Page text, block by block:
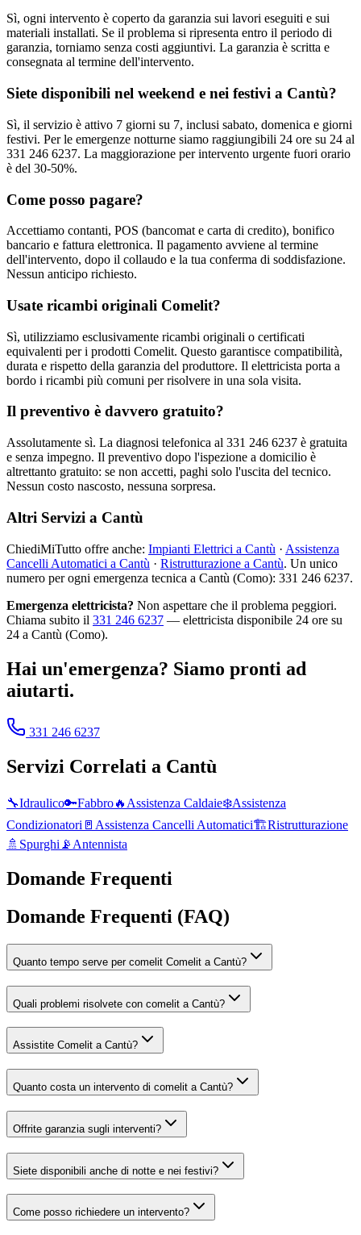
Sì, ogni intervento è coperto da garanzia sui lavori eseguiti e sui
materiali installati. Se il problema si ripresenta entro il periodo di
garanzia, torniamo senza costi aggiuntivi. La garanzia è scritta e
consegnata al termine dell'intervento.
Siete disponibili nel weekend e nei festivi a Cantù?
Sì, il servizio è attivo 7 giorni su 7, inclusi sabato, domenica e giorni
festivi. Per le emergenze notturne siamo raggiungibili 24 ore su 24 al
331 246 6237. La maggiorazione per intervento urgente fuori orario
è del 30-50%.
Come posso pagare?
Accettiamo contanti, POS (bancomat e carta di credito), bonifico
bancario e fattura elettronica. Il pagamento avviene al termine
dell'intervento, dopo il collaudo e la tua conferma di soddisfazione.
Nessun anticipo richiesto.
Usate ricambi originali Comelit?
Sì, utilizziamo esclusivamente ricambi originali o certificati
equivalenti per i prodotti Comelit. Questo garantisce compatibilità,
durata e rispetto della garanzia del produttore. Il elettricista porta a
bordo i ricambi più comuni per risolvere in una sola visita.
Il preventivo è davvero gratuito?
Assolutamente sì. La diagnosi telefonica al 331 246 6237 è gratuita
e senza impegno. Il preventivo dopo l'ispezione a domicilio è
altrettanto gratuito: se non accetti, paghi solo l'uscita del tecnico.
Nessun costo nascosto, nessuna sorpresa.
Altri Servizi a Cantù
ChiediMiTutto offre anche: Impianti Elettrici a Cantù · Assistenza
Cancelli Automatici a Cantù · Ristrutturazione a Cantù. Un unico
numero per ogni emergenza tecnica a Cantù (Como): 331 246 6237.
Emergenza elettricista? Non aspettare che il problema peggiori.
Chiama subito il 331 246 6237 — elettricista disponibile 24 ore su
24 a Cantù (Como).
Hai un'emergenza? Siamo pronti ad
aiutarti.
331 246 6237
Servizi Correlati a Cantù
🔧Idraulico🔑Fabbro🔥 Assistenza Caldaie❄️Assistenza
Condizionatori 🚪 Assistenza Cancelli Automatici🏗️Ristrutturazione
🚿 Spurghi 📡 Antennista
Domande Frequenti
Domande Frequenti (FAQ)
Quanto tempo serve per comelit Comelit a Cantù?
Quali problemi risolvete con comelit a Cantù?
Assistite Comelit a Cantù?
Quanto costa un intervento di comelit a Cantù?
Offrite garanzia sugli interventi?
Siete disponibili anche di notte e nei festivi?
Come posso richiedere un intervento?